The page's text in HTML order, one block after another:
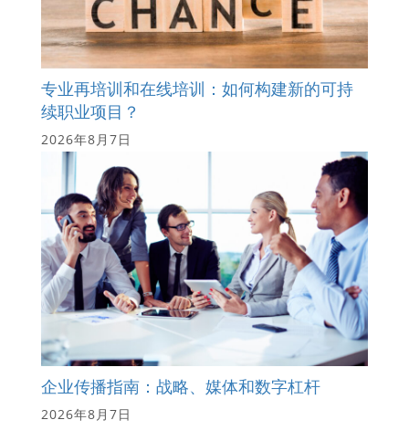
专业再培训和在线培训：如何构建新的可持
续职业项目？
2026年8月7日
企业传播指南：战略、媒体和数字杠杆
2026年8月7日